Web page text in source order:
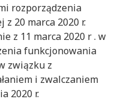
rozporządzenia
20 marca 2020 r.
z 11 marca 2020 r . w
funkcjonowania
związku z
i zwalczaniem
2020 r.